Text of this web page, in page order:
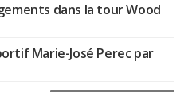
dans la tour Wood
Marie-José Perec par